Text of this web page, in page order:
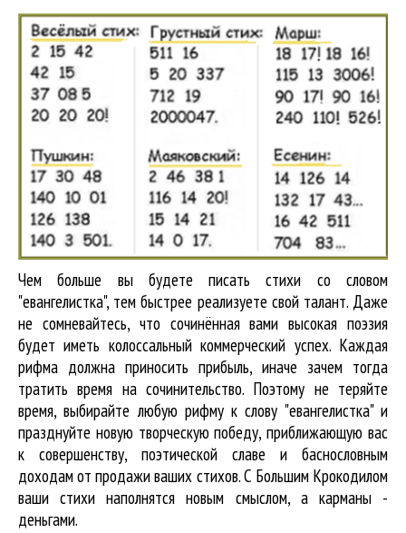
Чем больше вы будете писать стихи со словом
"евангелистка", тем быстрее реализуете свой талант. Даже
не сомневайтесь, что сочинённая вами высокая поэзия
будет иметь колоссальный коммерческий успех. Каждая
рифма должна приносить прибыль, иначе зачем тогда
тратить время на сочинительство. Поэтому не теряйте
время, выбирайте любую рифму к слову "евангелистка" и
празднуйте новую творческую победу, приближающую вас
к совершенству, поэтической славе и баснословным
доходам от продажи ваших стихов. С Большим Крокодилом
ваши стихи наполнятся новым смыслом, а карманы -
деньгами.